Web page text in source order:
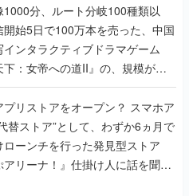
ェンド2人に訊く開発秘話
1000分、ルート分岐100種類以
開始5日で100万本を売った、中国
インタラクティブドラマゲーム
下：女帝への道II』の、規模が違
りをプロデューサーに聞いた
ストアをオープン？ スマホア
替ストア”として、わずか6ヵ月で
ローンチを行った発見型ストア
アリーナ！』仕掛け人に話を聞い